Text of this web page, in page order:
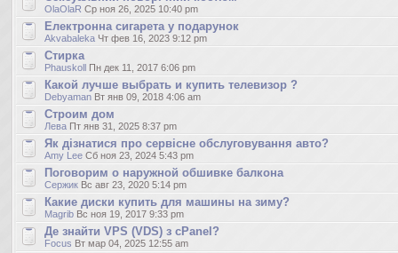
OlaOlaR Ср ноя 26, 2025 10:40 pm
Електронна сигарета у подарунок
Akvabaleka Чт фев 16, 2023 9:12 pm
Стирка
Phauskoll Пн дек 11, 2017 6:06 pm
Какой лучше выбрать и купить телевизор ?
Debyaman Вт янв 09, 2018 4:06 am
Строим дом
Лева Пт янв 31, 2025 8:37 pm
Як дізнатися про сервісне обслуговування авто?
Amy Lee Сб ноя 23, 2024 5:43 pm
Поговорим о наружной обшивке балкона
Сержик Вс авг 23, 2020 5:14 pm
Какие диски купить для машины на зиму?
Magrib Вс ноя 19, 2017 9:33 pm
Де знайти VPS (VDS) з cPanel?
Focus Вт мар 04, 2025 12:55 am